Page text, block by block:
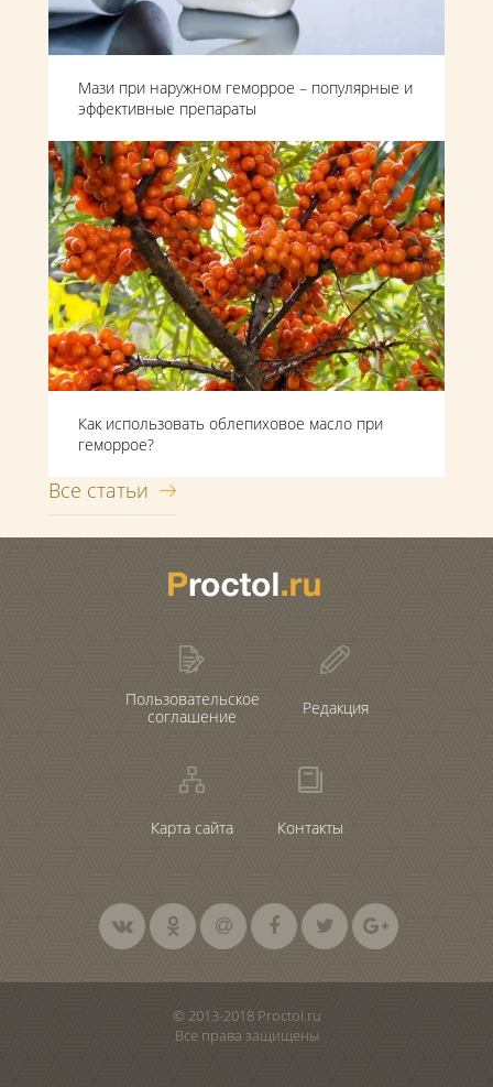
Мази при наружном геморрое – популярные и
эффективные препараты
Как использовать облепиховое масло при
геморрое?
Все статьи
Пользовательское
соглашение
Редакция
Карта сайта Контакты
© 2013-2018 Proctol.ru
Все права защищены